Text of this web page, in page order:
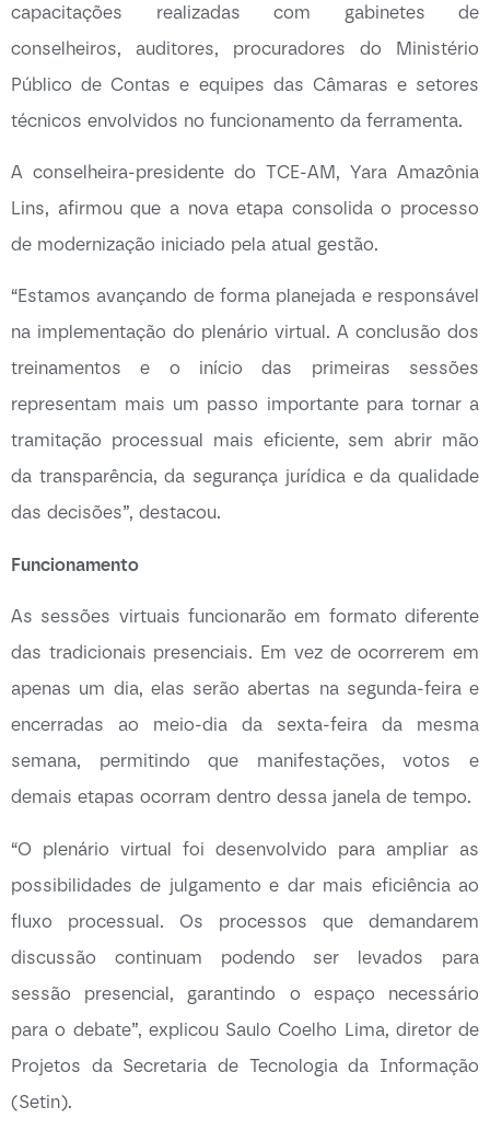
capacitações realizadas com gabinetes de
conselheiros, auditores, procuradores do Ministério
Público de Contas e equipes das Câmaras e setores
técnicos envolvidos no funcionamento da ferramenta.
A conselheira-presidente do TCE-AM, Yara Amazônia
Lins, afirmou que a nova etapa consolida o processo
de modernização iniciado pela atual gestão.
“Estamos avançando de forma planejada e responsável
na implementação do plenário virtual. A conclusão dos
treinamentos e o início das primeiras sessões
representam mais um passo importante para tornar a
tramitação processual mais eficiente, sem abrir mão
da transparência, da segurança jurídica e da qualidade
das decisões”, destacou.
Funcionamento
As sessões virtuais funcionarão em formato diferente
das tradicionais presenciais. Em vez de ocorrerem em
apenas um dia, elas serão abertas na segunda-feira e
encerradas ao meio-dia da sexta-feira da mesma
semana, permitindo que manifestações, votos e
demais etapas ocorram dentro dessa janela de tempo.
“O plenário virtual foi desenvolvido para ampliar as
possibilidades de julgamento e dar mais eficiência ao
fluxo processual. Os processos que demandarem
discussão continuam podendo ser levados para
sessão presencial, garantindo o espaço necessário
para o debate”, explicou Saulo Coelho Lima, diretor de
Projetos da Secretaria de Tecnologia da Informação
(Setin).